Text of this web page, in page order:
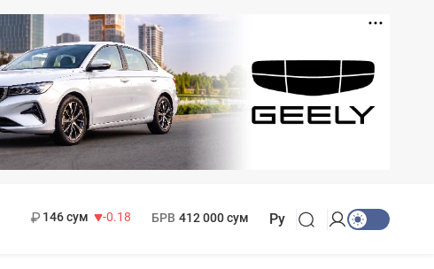
146 сум
-0.18
БРВ 412 000 сум Ру